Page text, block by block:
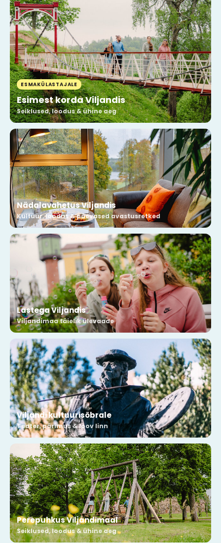
ESMAKÜLASTAJALE
Esimest korda Viljandis
Seiklused, loodus & ühine aeg
Nädalavahetus Viljandis
Kultuur, loodus & päevased avastusretked
Lastega Viljandis
Viljandimaa täielik ülevaade
Viljandi kultuurisõbrale
Teater, pärimus & loov linn
Perepuhkus Viljandimaal
Seiklused, loodus & ühine aeg